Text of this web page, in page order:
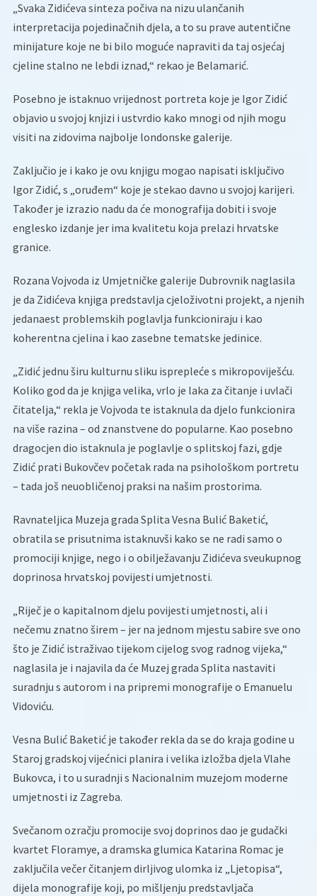
„Svaka Zidićeva sinteza počiva na nizu ulančanih
interpretacija pojedinačnih djela, a to su prave autentične
minijature koje ne bi bilo moguće napraviti da taj osjećaj
cjeline stalno ne lebdi iznad,“ rekao je Belamarić.
Posebno je istaknuo vrijednost portreta koje je Igor Zidić
objavio u svojoj knjizi i ustvrdio kako mnogi od njih mogu
visiti na zidovima najbolje londonske galerije.
Zaključio je i kako je ovu knjigu mogao napisati isključivo
Igor Zidić, s „oruđem“ koje je stekao davno u svojoj karijeri.
Također je izrazio nadu da će monografija dobiti i svoje
englesko izdanje jer ima kvalitetu koja prelazi hrvatske
granice.
Rozana Vojvoda iz Umjetničke galerije Dubrovnik naglasila
je da Zidićeva knjiga predstavlja cjeloživotni projekt, a njenih
jedanaest problemskih poglavlja funkcioniraju i kao
koherentna cjelina i kao zasebne tematske jedinice.
„Zidić jednu širu kulturnu sliku isprepleće s mikropoviješću.
Koliko god da je knjiga velika, vrlo je laka za čitanje i uvlači
čitatelja,“ rekla je Vojvoda te istaknula da djelo funkcionira
na više razina – od znanstvene do popularne. Kao posebno
dragocjen dio istaknula je poglavlje o splitskoj fazi, gdje
Zidić prati Bukovčev početak rada na psihološkom portretu
– tada još neuobličenoj praksi na našim prostorima.
Ravnateljica Muzeja grada Splita Vesna Bulić Baketić,
obratila se prisutnima istaknuvši kako se ne radi samo o
promociji knjige, nego i o obilježavanju Zidićeva sveukupnog
doprinosa hrvatskoj povijesti umjetnosti.
„Riječ je o kapitalnom djelu povijesti umjetnosti, ali i
nečemu znatno širem – jer na jednom mjestu sabire sve ono
što je Zidić istraživao tijekom cijelog svog radnog vijeka,“
naglasila je i najavila da će Muzej grada Splita nastaviti
suradnju s autorom i na pripremi monografije o Emanuelu
Vidoviću.
Vesna Bulić Baketić je također rekla da se do kraja godine u
Staroj gradskoj vijećnici planira i velika izložba djela Vlahe
Bukovca, i to u suradnji s Nacionalnim muzejom moderne
umjetnosti iz Zagreba.
Svečanom ozračju promocije svoj doprinos dao je gudački
kvartet Floramye, a dramska glumica Katarina Romac je
zaključila večer čitanjem dirljivog ulomka iz „Ljetopisa“,
dijela monografije koji, po mišljenju predstavljača